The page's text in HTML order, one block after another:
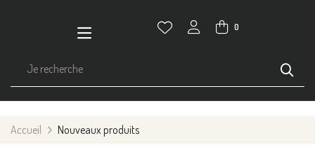
0
Accueil Nouveaux produits